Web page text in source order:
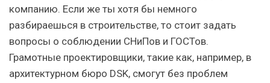
компанию. Если же ты хотя бы немного
разбираешься в строительстве, то стоит задать
вопросы о соблюдении СНиПов и ГОСТов.
Грамотные проектировщики, такие как, например, в
архитектурном бюро DSK, смогут без проблем